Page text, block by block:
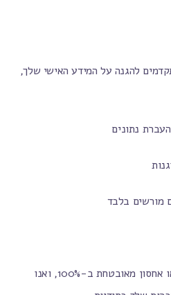
להגנה על המידע האישי שלך,
מורשים בלבד
למרות זאת, אין שיטת העברה או אחסון מאובטחת ב-100%, ואנו